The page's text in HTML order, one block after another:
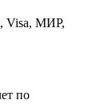
Visa, МИР,
по